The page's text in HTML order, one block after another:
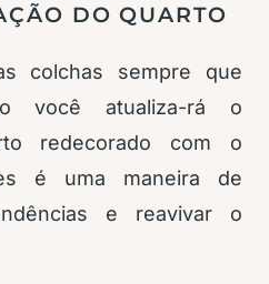
DO QUARTO
colchas sempre que
você atualiza-rá o
redecorado com o
é uma maneira de
e reavivar o